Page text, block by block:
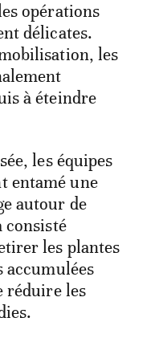
opérations
délicates.
les
à éteindre
les équipes
entamé une
autour de
consisté
les plantes
accumulées
réduire les